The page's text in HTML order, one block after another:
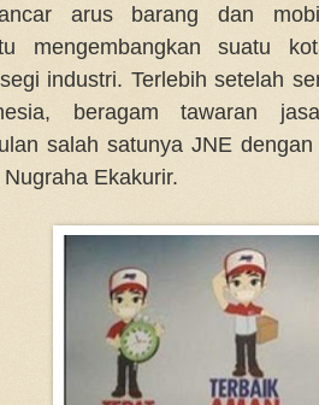
arus barang dan
mengembangkan suatu
industri. Terlebih setelah
beragam tawaran
salah satunya JNE
Ekakurir.